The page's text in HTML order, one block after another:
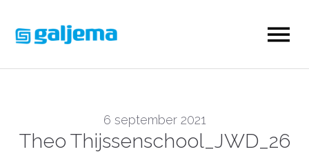
6 september 2021
Theo Thijssenschool_JWD_26